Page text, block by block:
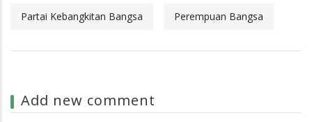
Partai Kebangkitan Bangsa Perempuan Bangsa
Add new comment